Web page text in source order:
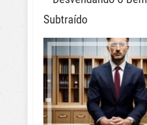
Subtraído